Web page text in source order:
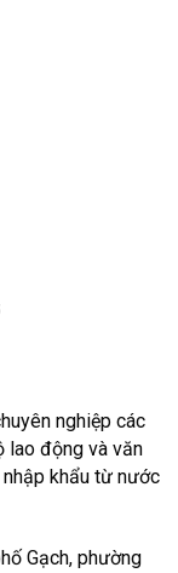
nghiệp các
lao động và văn
khẩu từ nước
Gạch, phường